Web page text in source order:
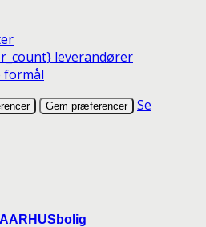
leverandører
formål
Gem præferencer
Se
AARHUSbolig